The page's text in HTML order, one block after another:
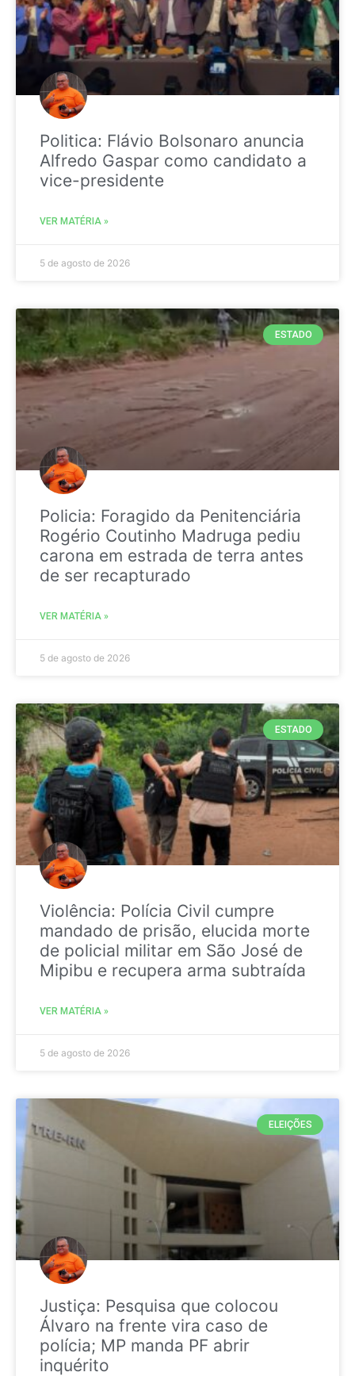
Politica: Flávio Bolsonaro anuncia
Alfredo Gaspar como candidato a
vice-presidente
VER MATÉRIA »
5 de agosto de 2026
ESTADO
Policia: Foragido da Penitenciária
Rogério Coutinho Madruga pediu
carona em estrada de terra antes
de ser recapturado
VER MATÉRIA »
5 de agosto de 2026
ESTADO
Violência: Polícia Civil cumpre
mandado de prisão, elucida morte
de policial militar em São José de
Mipibu e recupera arma subtraída
VER MATÉRIA »
5 de agosto de 2026
ELEIÇÕES
Justiça: Pesquisa que colocou
Álvaro na frente vira caso de
polícia; MP manda PF abrir
inquérito